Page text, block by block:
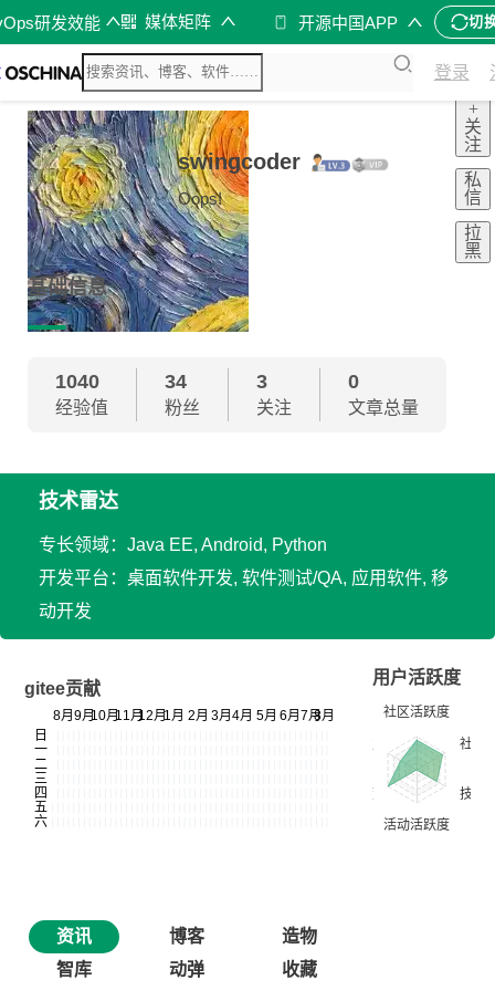
研发效能 媒体矩阵 开源中国APP 切
登录
swingcoder
Oops!
+
关
注
私
信
拉
黑
基础信息
1040
经验值
34
粉丝
3
关注
0
文章总量
技术雷达
专长领域：Java EE, Android, Python
开发平台：桌面软件开发, 软件测试/QA, 应用软件, 移
动开发
gitee贡献
用户活跃度
资讯 博客
造物
智库
动弹 收藏